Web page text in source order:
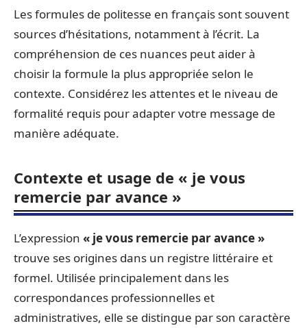
Les formules de politesse en français sont souvent
sources d’hésitations, notamment à l’écrit. La
compréhension de ces nuances peut aider à
choisir la formule la plus appropriée selon le
contexte. Considérez les attentes et le niveau de
formalité requis pour adapter votre message de
manière adéquate.
Contexte et usage de « je vous
remercie par avance »
L’expression « je vous remercie par avance »
trouve ses origines dans un registre littéraire et
formel. Utilisée principalement dans les
correspondances professionnelles et
administratives, elle se distingue par son caractère